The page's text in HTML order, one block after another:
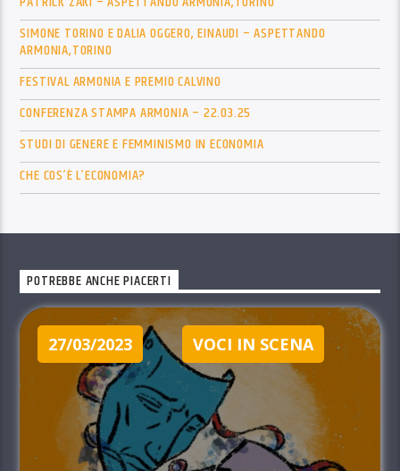
SIMONE TORINO E DALIA OGGERO, EINAUDI – ASPETTANDO
ARMONIA,TORINO
FESTIVAL ARMONIA E PREMIO CALVINO
CONFERENZA STAMPA ARMONIA – 22.03.25
STUDI DI GENERE E FEMMINISMO IN ECONOMIA
CHE COS’È L’ECONOMIA?
POTREBBE ANCHE PIACERTI
27/03/2023 VOCI IN SCENA